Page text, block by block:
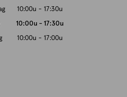
10:00u - 17:30u
10:00u - 17:30u
10:00u - 17:00u